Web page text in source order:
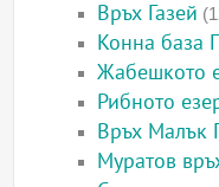
Връх Газей
Конна база
Жабешкото
Рибното
Връх Малък
Муратов